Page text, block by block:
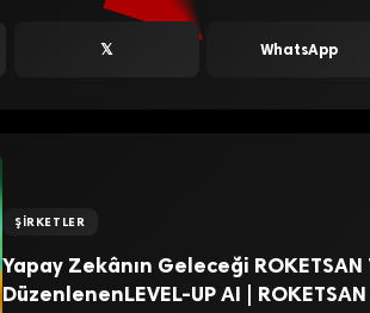
𝕏 WhatsApp
ŞIRKETLER
Yapay Zekânın Geleceği
DüzenlenenLEVEL-UP AI |